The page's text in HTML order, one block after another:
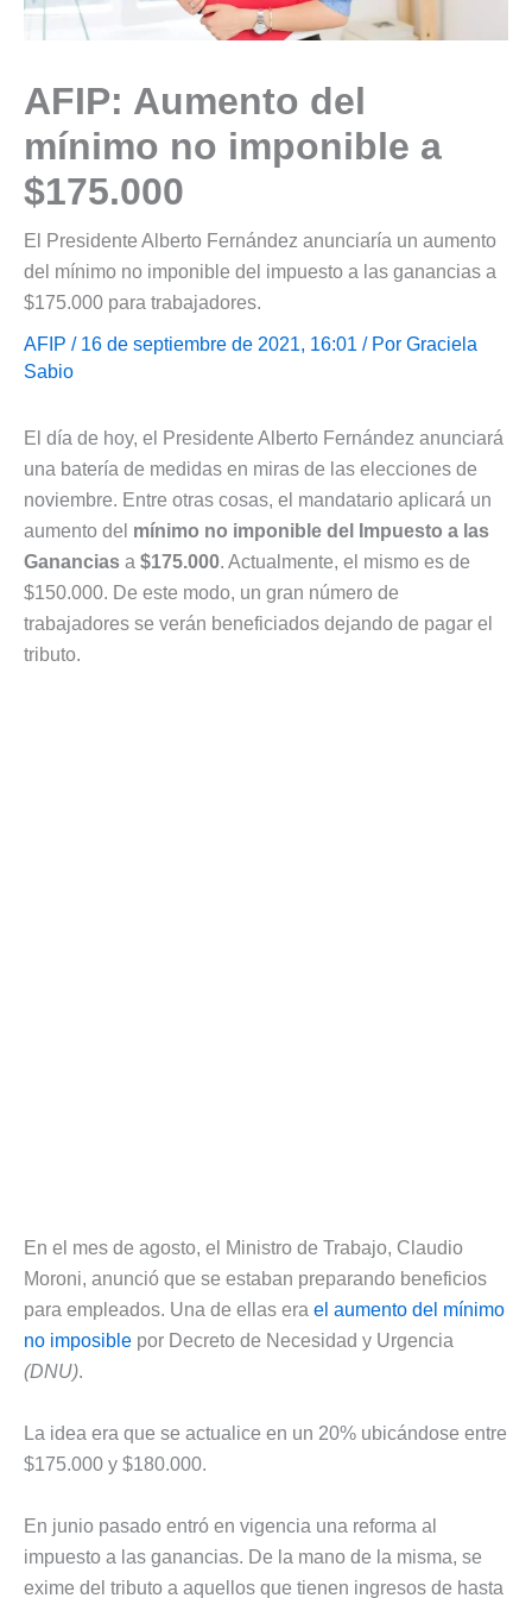
AFIP: Aumento del
mínimo no imponible a
$175.000
El Presidente Alberto Fernández anunciaría un aumento
del mínimo no imponible del impuesto a las ganancias a
$175.000 para trabajadores.
AFIP / 16 de septiembre de 2021, 16:01 / Por Graciela
Sabio
El día de hoy, el Presidente Alberto Fernández anunciará
una batería de medidas en miras de las elecciones de
noviembre. Entre otras cosas, el mandatario aplicará un
aumento del mínimo no imponible del Impuesto a las
Ganancias a $175.000. Actualmente, el mismo es de
$150.000. De este modo, un gran número de
trabajadores se verán beneficiados dejando de pagar el
tributo.
En el mes de agosto, el Ministro de Trabajo, Claudio
Moroni, anunció que se estaban preparando beneficios
para empleados. Una de ellas era el aumento del mínimo
no imposible por Decreto de Necesidad y Urgencia
(DNU).
La idea era que se actualice en un 20% ubicándose entre
$175.000 y $180.000.
En junio pasado entró en vigencia una reforma al
impuesto a las ganancias. De la mano de la misma, se
exime del tributo a aquellos que tienen ingresos de hasta